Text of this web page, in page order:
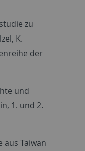
zu
K.
der
und
1. und 2.
aus Taiwan